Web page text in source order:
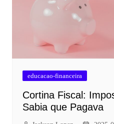
educacao-financeira
Cortina Fiscal:
Sabia que Pagava